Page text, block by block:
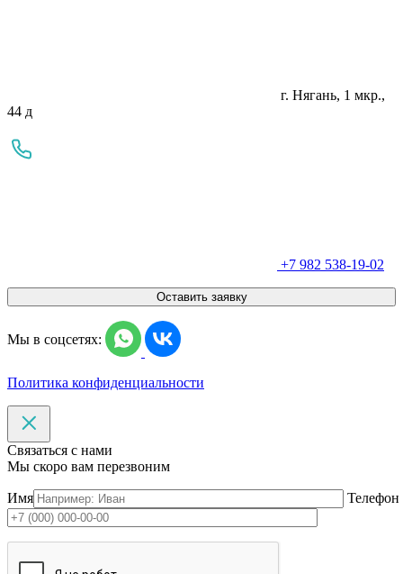
г. Нягань, 1 мкр.,
44 д
+7 982 538-19-02
Оставить заявку
Мы в соцсетях:
Политика конфиденциальности
Связаться с нами
Мы скоро вам перезвоним
Имя Телефон